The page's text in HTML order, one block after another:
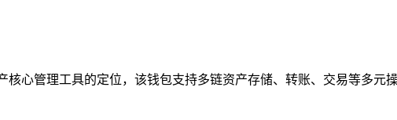
心管理工具的定位，该钱包支持多链资产存储、转账、交易等多元